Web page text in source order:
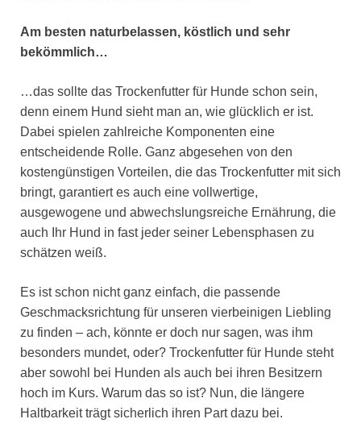
Am besten naturbelassen, köstlich und sehr
bekömmlich…
…das sollte das Trockenfutter für Hunde schon sein,
denn einem Hund sieht man an, wie glücklich er ist.
Dabei spielen zahlreiche Komponenten eine
entscheidende Rolle. Ganz abgesehen von den
kostengünstigen Vorteilen, die das Trockenfutter mit sich
bringt, garantiert es auch eine vollwertige,
ausgewogene und abwechslungsreiche Ernährung, die
auch Ihr Hund in fast jeder seiner Lebensphasen zu
schätzen weiß.
Es ist schon nicht ganz einfach, die passende
Geschmacksrichtung für unseren vierbeinigen Liebling
zu finden – ach, könnte er doch nur sagen, was ihm
besonders mundet, oder? Trockenfutter für Hunde steht
aber sowohl bei Hunden als auch bei ihren Besitzern
hoch im Kurs. Warum das so ist? Nun, die längere
Haltbarkeit trägt sicherlich ihren Part dazu bei.